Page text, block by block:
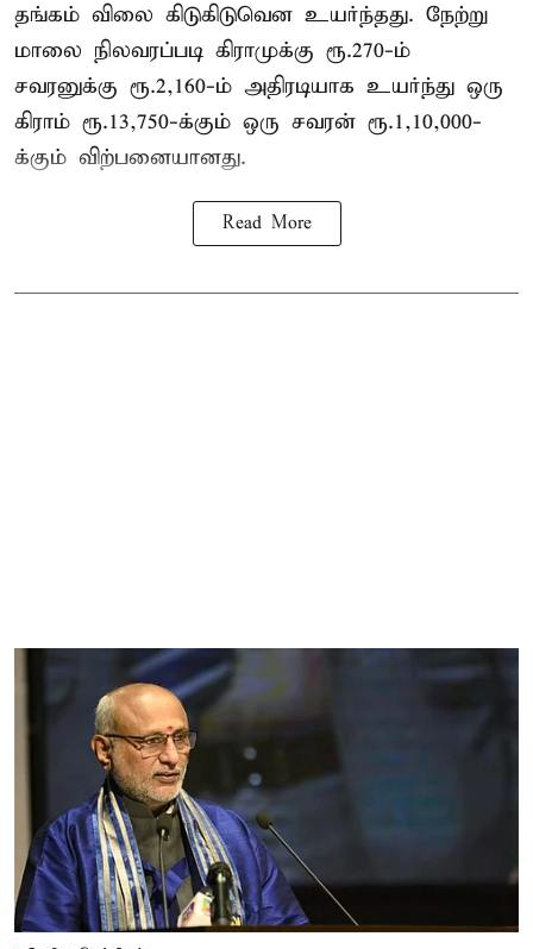
தங்கம் விலை கிடுகிடுவென உயர்ந்தது. நேற்று
மாலை நிலவரப்படி கிராமுக்கு ரூ.270-ம்
சவரனுக்கு ரூ.2,160-ம் அதிரடியாக உயர்ந்து ஒரு
கிராம் ரூ.13,750-க்கும் ஒரு சவரன் ரூ.1,10,000-
க்கும் விற்பனையானது.
Read More